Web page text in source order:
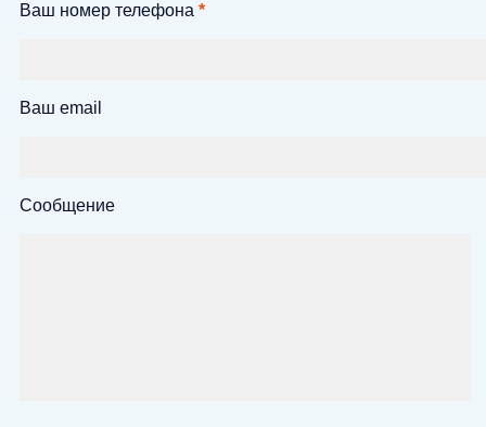
Ваш номер телефона *
Ваш email
Сообщение